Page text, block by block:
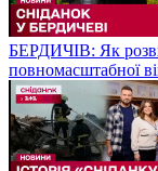
БЕРДИЧІВ: Як
повномасштабної